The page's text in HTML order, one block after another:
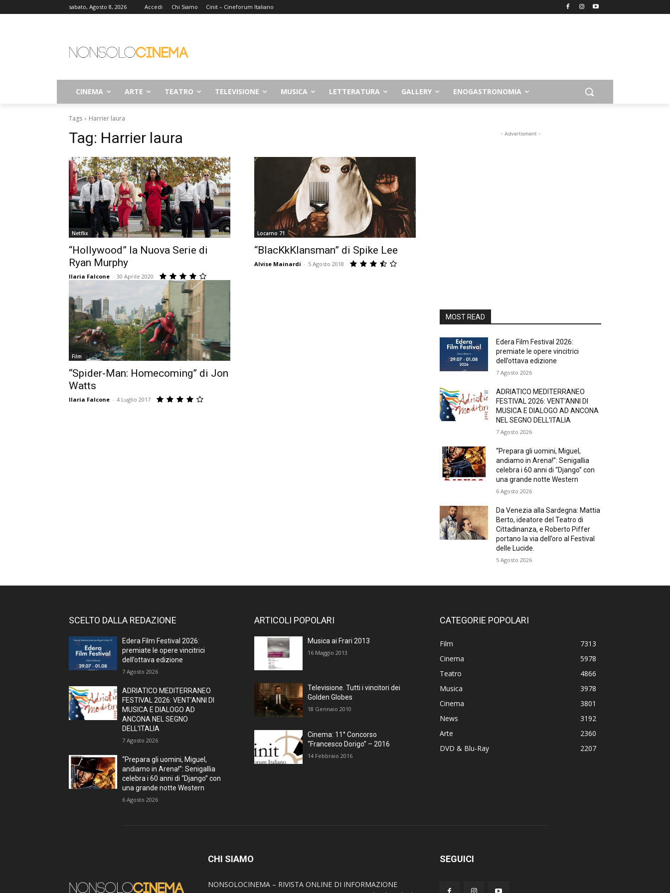
sabato, Agosto 8, 2026 Accedi Chi Siamo Cinit – Cineforum Italiano
CINEMA ARTE TEATRO TELEVISIONE MUSICA LETTERATURA GALLERY ENOGASTRONOMIA
Tags Harrier laura
Tag: Harrier laura
Netflix
“Hollywood” la Nuova Serie di
Ryan Murphy
Ilaria Falcone - 30 Aprile 2020
Locarno 71
“BlacKkKlansman” di Spike Lee
Alvise Mainardi - 5 Agosto 2018
Film
“Spider-Man: Homecoming” di Jon
Watts
Ilaria Falcone - 4 Luglio 2017
- Advertisment -
MOST READ
Edera Film Festival 2026:
premiate le opere vincitrici
dell’ottava edizione
7 Agosto 2026
ADRIATICO MEDITERRANEO
FESTIVAL 2026: VENT’ANNI DI
MUSICA E DIALOGO AD ANCONA
NEL SEGNO DELL’ITALIA
7 Agosto 2026
“Prepara gli uomini, Miguel,
andiamo in Arena!”: Senigallia
celebra i 60 anni di “Django” con
una grande notte Western
6 Agosto 2026
Da Venezia alla Sardegna: Mattia
Berto, ideatore del Teatro di
Cittadinanza, e Roberto Piffer
portano la via dell’oro al Festival
delle Lucide.
5 Agosto 2026
SCELTO DALLA REDAZIONE
Edera Film Festival 2026:
premiate le opere vincitrici
dell’ottava edizione
7 Agosto 2026
ADRIATICO MEDITERRANEO
FESTIVAL 2026: VENT’ANNI DI
MUSICA E DIALOGO AD
ANCONA NEL SEGNO
DELL’ITALIA
7 Agosto 2026
“Prepara gli uomini, Miguel,
andiamo in Arena!”: Senigallia
celebra i 60 anni di “Django” con
una grande notte Western
6 Agosto 2026
ARTICOLI POPOLARI
Musica ai Frari 2013
16 Maggio 2013
Televisione. Tutti i vincitori dei
Golden Globes
18 Gennaio 2010
Cinema: 11° Concorso
“Francesco Dorigo” – 2016
14 Febbraio 2016
CATEGORIE POPOLARI
Film
7313
Cinema
5978
Teatro
4866
Musica
3978
Cinema
3801
News
3192
Arte
2360
DVD & Blu-Ray
2207
CHI SIAMO
NONSOLOCINEMA – RIVISTA ONLINE DI INFORMAZIONE
SEGUICI